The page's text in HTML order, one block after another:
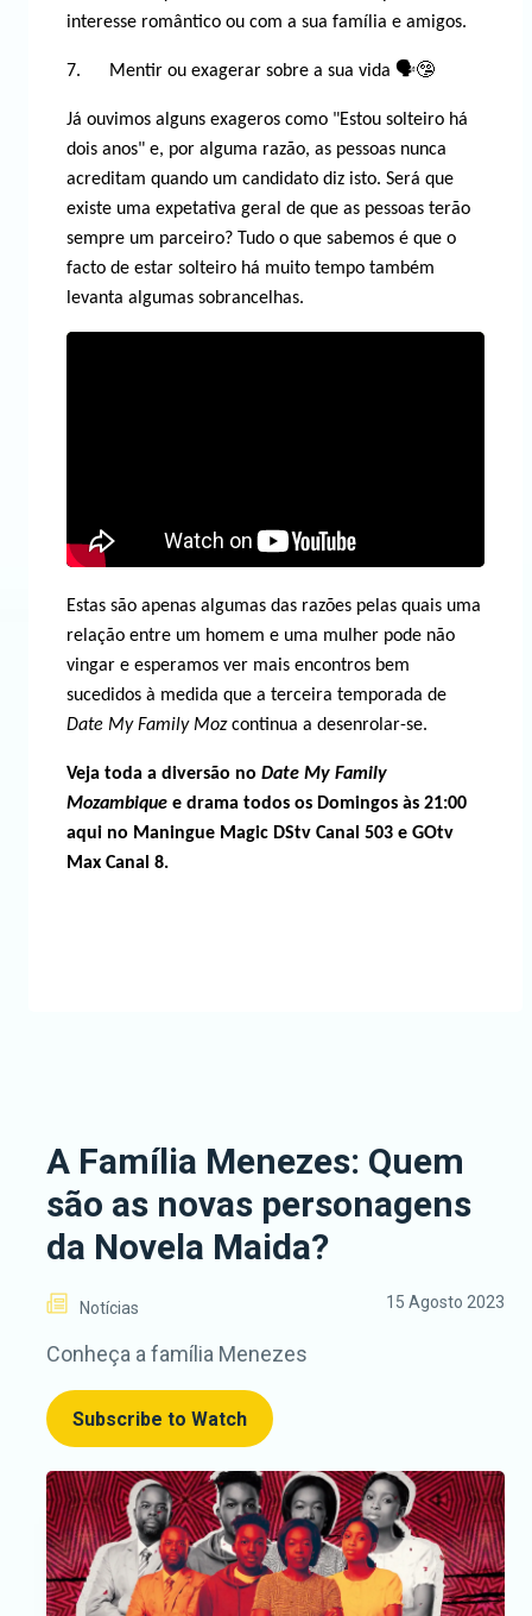
interesse romântico ou com a sua família e amigos.
7. Mentir ou exagerar sobre a sua vida 🗣🤥
Já ouvimos alguns exageros como "Estou solteiro há
dois anos" e, por alguma razão, as pessoas nunca
acreditam quando um candidato diz isto. Será que
existe uma expetativa geral de que as pessoas terão
sempre um parceiro? Tudo o que sabemos é que o
facto de estar solteiro há muito tempo também
levanta algumas sobrancelhas.
Estas são apenas algumas das razões pelas quais uma
relação entre um homem e uma mulher pode não
vingar e esperamos ver mais encontros bem
sucedidos à medida que a terceira temporada de
Date My Family Mozcontinua a desenrolar-se.
Veja toda a diversão no Date My Family
Mozambique e drama todos os Domingos às 21:00
aqui no Maningue Magic DStv Canal 503 e GOtv
Max Canal 8.
A Família Menezes: Quem
são as novas personagens
da Novela Maida?
Notícias 15 Agosto 2023
Conheça a família Menezes
Subscribe to Watch